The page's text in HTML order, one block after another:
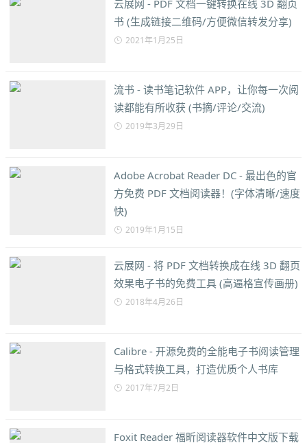
云展网 - PDF 文档一键转换在线 3D 翻页
书 (生成链接二维码/方便微信转发分享)
2021年1月25日
流书 - 读书笔记软件 APP，让你每一次阅
读都能有所收获 (书摘/评论/交流)
2019年3月29日
Adobe Acrobat Reader DC - 最出色的官
方免费 PDF 文档阅读器！(字体清晰/速度
快)
2019年1月15日
云展网 - 将 PDF 文档转换成在线 3D 翻页
效果电子书的免费工具 (高逼格宣传画册)
2018年4月26日
Calibre - 开源免费的全能电子书阅读管理
与格式转换工具，打造优质个人书库
2017年7月2日
Foxit Reader 福昕阅读器软件中文版下载